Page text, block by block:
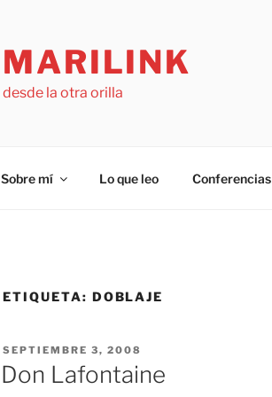
MARILINK
desde la otra orilla
Sobre mí Lo que leo Conferencias
ETIQUETA: DOBLAJE
PUBLICADO
EL
SEPTIEMBRE 3, 2008
Don Lafontaine